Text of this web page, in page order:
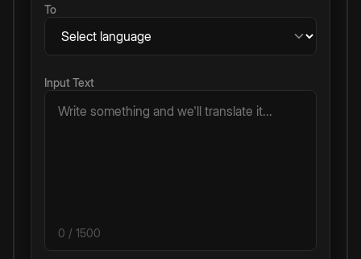
To
Input Text
0 / 1500